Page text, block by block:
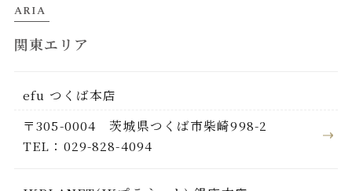
ARIA
関東エリア
efu つくば本店
〒305-0004 茨城県つくば市柴崎998-2
TEL：029-828-4094